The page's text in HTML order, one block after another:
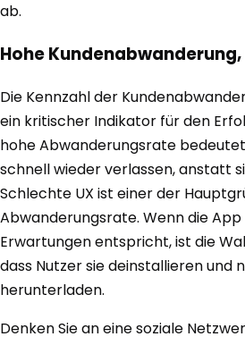
ab.
Hohe
Die Kennzahl der
ein kritischer Indikator für den
hohe Abwanderungsrate
schnell wieder verlassen, anstatt
Schlechte UX ist einer der
Abwanderungsrate. Wenn die
Erwartungen entspricht, ist die
dass Nutzer sie deinstallieren und
herunterladen.
Denken Sie an eine soziale